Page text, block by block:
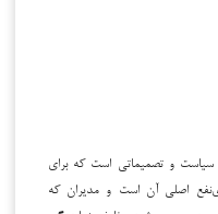
سیاست و تصمیماتی است که برای
اصلی آن است و مدیران که